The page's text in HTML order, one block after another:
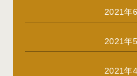
2021年
2021年
2021年